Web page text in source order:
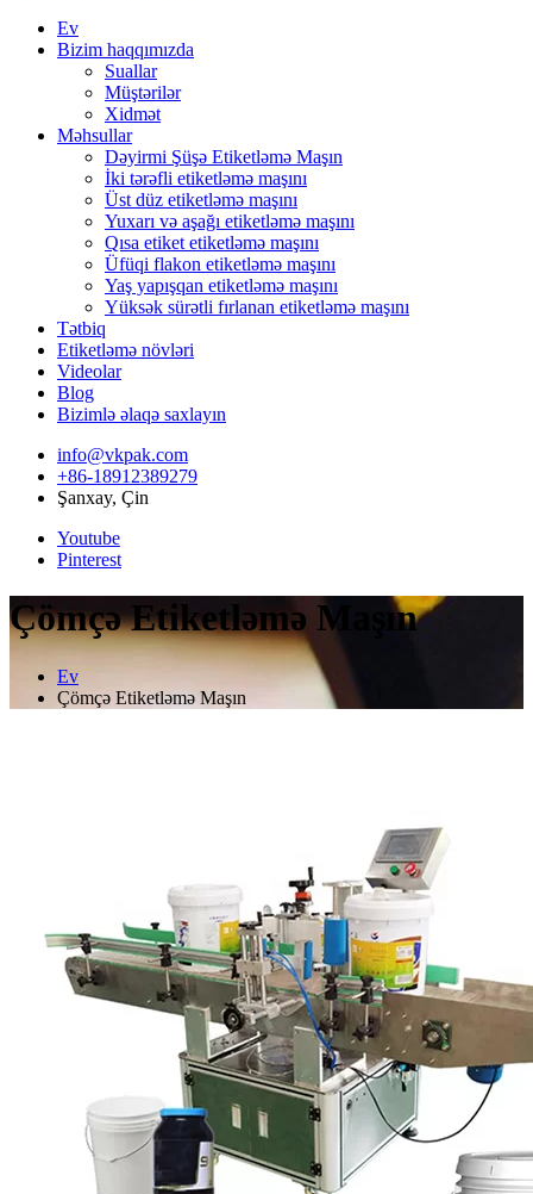
Ev
Bizim haqqımızda
Suallar
Müştərilər
Xidmət
Məhsullar
Dəyirmi Şüşə Etiketləmə Maşın
İki tərəfli etiketləmə maşını
Üst düz etiketləmə maşını
Yuxarı və aşağı etiketləmə maşını
Qısa etiket etiketləmə maşını
Üfüqi flakon etiketləmə maşını
Yaş yapışqan etiketləmə maşını
Yüksək sürətli fırlanan etiketləmə maşını
Tətbiq
Etiketləmə növləri
Videolar
Blog
Bizimlə əlaqə saxlayın
info@vkpak.com
+86-18912389279
Şanxay, Çin
Youtube
Pinterest
Çömçə Etiketləmə Maşın
Ev
Çömçə Etiketləmə Maşın